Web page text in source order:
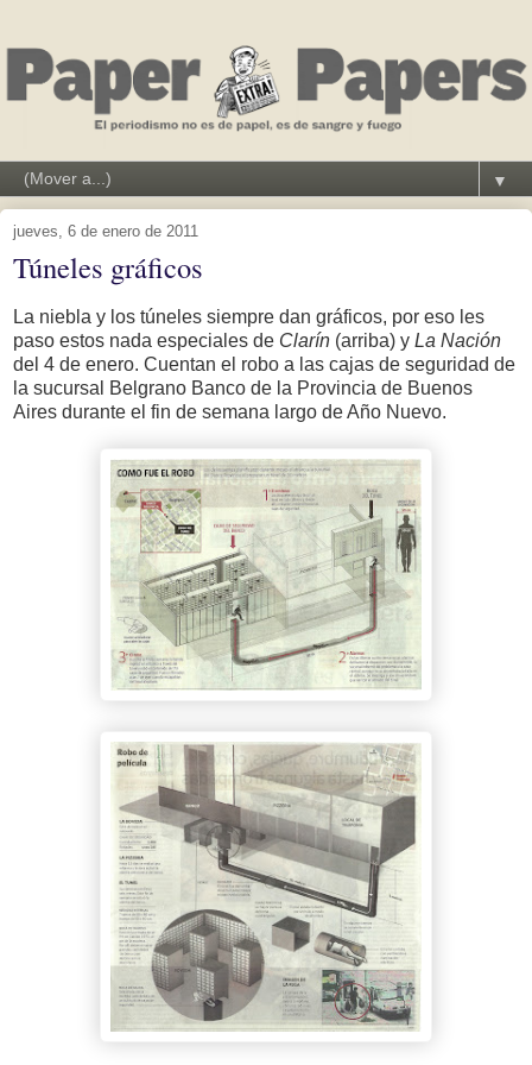
▼
jueves, 6 de enero de 2011
Túneles gráficos
La niebla y los túneles siempre dan gráficos, por eso les
paso estos nada especiales de Clarín (arriba) y La Nación
del 4 de enero. Cuentan el robo a las cajas de seguridad de
la sucursal Belgrano Banco de la Provincia de Buenos
Aires durante el fin de semana largo de Año Nuevo.